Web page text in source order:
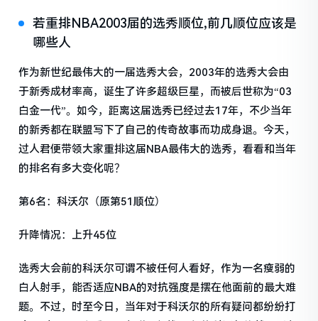
若重排NBA2003届的选秀顺位,前几顺位应该是
哪些人
作为新世纪最伟大的一届选秀大会，2003年的选秀大会由
于新秀成材率高，诞生了许多超级巨星，而被后世称为“03
白金一代”。如今，距离这届选秀已经过去17年，不少当年
的新秀都在联盟写下了自己的传奇故事而功成身退。今天，
过人君便带领大家重排这届NBA最伟大的选秀，看看和当年
的排名有多大变化呢？
第6名：科沃尔（原第51顺位）
升降情况：上升45位
选秀大会前的科沃尔可谓不被任何人看好，作为一名瘦弱的
白人射手，能否适应NBA的对抗强度是摆在他面前的最大难
题。不过，时至今日，当年对于科沃尔的所有疑问都纷纷打